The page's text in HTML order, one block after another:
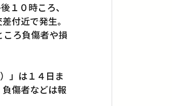
１０時ころ、
付近で発生。
ろ負傷者や損
」は１４日ま
傷者などは報